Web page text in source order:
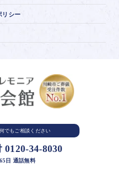
リシー
何でもご相談ください
0120-34-8030
日 通話無料